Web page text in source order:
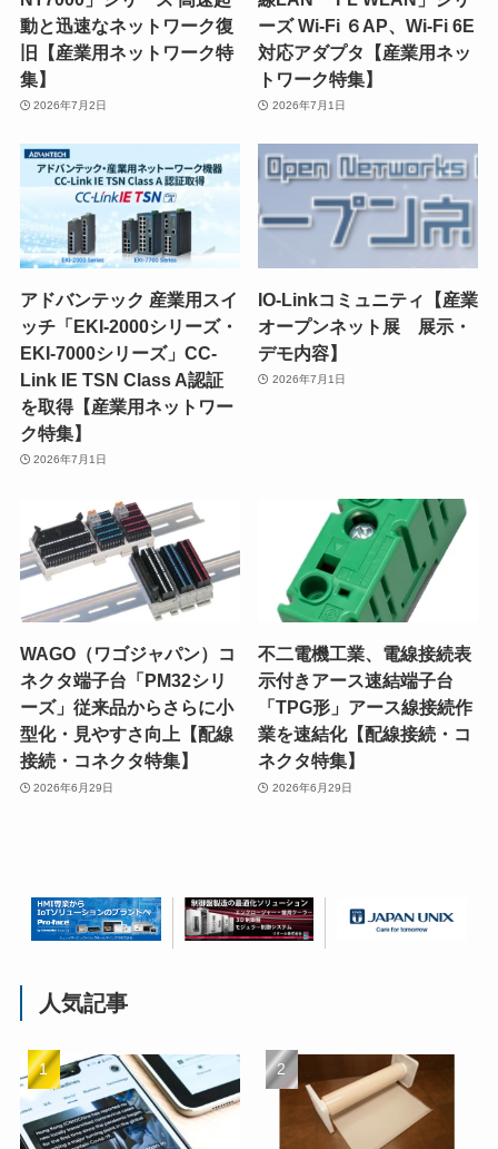
動と迅速なネットワーク復
旧【産業用ネットワーク特
集】
2026年7月2日
ーズ Wi-Fi ６AP、Wi-Fi 6E
対応アダプタ【産業用ネッ
トワーク特集】
2026年7月1日
アドバンテック 産業用スイ
ッチ「EKI-2000シリーズ・
EKI-7000シリーズ」CC-
Link IE TSN Class A認証
を取得【産業用ネットワー
ク特集】
2026年7月1日
IO-Linkコミュニティ【産業
オープンネット展 展示・
デモ内容】
2026年7月1日
WAGO（ワゴジャパン）コ
ネクタ端子台「PM32シリ
ーズ」従来品からさらに小
型化・見やすさ向上【配線
接続・コネクタ特集】
2026年6月29日
不二電機工業、電線接続表
示付きアース速結端子台
「TPG形」アース線接続作
業を速結化【配線接続・コ
ネクタ特集】
2026年6月29日
人気記事